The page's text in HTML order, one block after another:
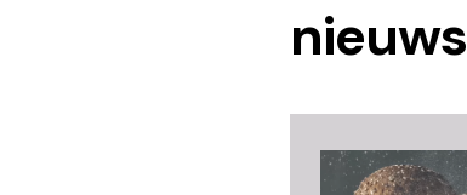
nieuws